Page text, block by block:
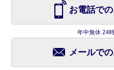
お電話で
年中無休 24
メールで